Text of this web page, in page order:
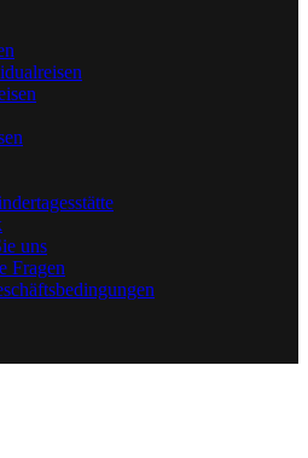
uns
Fragen